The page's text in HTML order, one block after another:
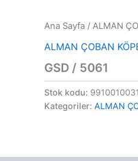
Ana Sayfa / ALMAN
ALMAN ÇOBAN
GSD / 5061
Stok kodu:
Kategoriler: ALMAN